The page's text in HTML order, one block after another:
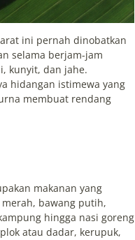
ini pernah dinobatkan
selama berjam-jam
kunyit, dan jahe.
hidangan istimewa yang
membuat rendang
makanan yang
bawang putih,
hingga nasi goreng
atau dadar, kerupuk,